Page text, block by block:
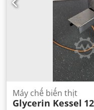
Máy chế biến thịt
Glycerin Kessel